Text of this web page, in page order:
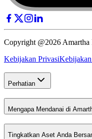
Copyright @2026
Kebijakan Privasi
Perhatian
Mengapa Mendanai di
Tingkatkan Aset Anda